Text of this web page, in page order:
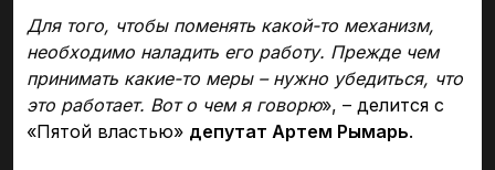
Для того, чтобы поменять какой-то механизм,
необходимо наладить его работу. Прежде чем
принимать какие-то меры – нужно убедиться, что
это работает. Вот о чем я говорю», – делится с
«Пятой властью» депутат Артем Рымарь.